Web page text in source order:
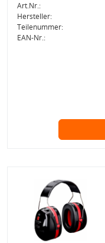
Art.Nr.:
Hersteller:
Teilenummer:
EAN-Nr.: